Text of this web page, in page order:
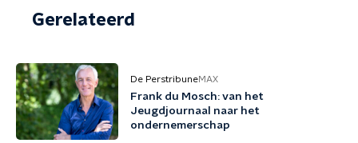
Gerelateerd
De PerstribuneMAX
Frank du Mosch: van het
Jeugdjournaal naar het
ondernemerschap